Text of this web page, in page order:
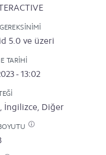
5.0 ve üzeri
TARIHI
- 13:02
İngilizce, Diğer